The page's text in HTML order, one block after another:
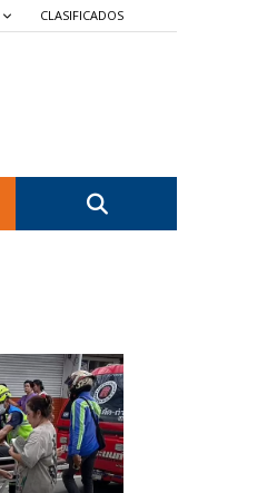
CLASIFICADOS